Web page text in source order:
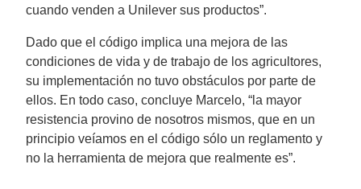
cuando venden a Unilever sus productos”.
Dado que el código implica una mejora de las
condiciones de vida y de trabajo de los agricultores,
su implementación no tuvo obstáculos por parte de
ellos. En todo caso, concluye Marcelo, “la mayor
resistencia provino de nosotros mismos, que en un
principio veíamos en el código sólo un reglamento y
no la herramienta de mejora que realmente es”.